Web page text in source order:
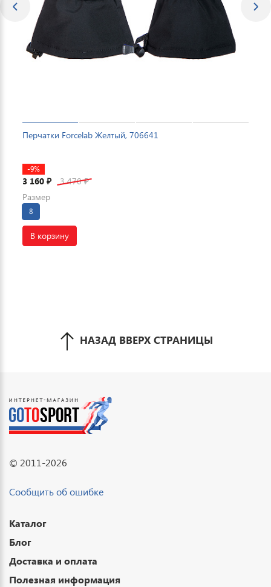
Перчатки Forcelab Желтый, 706641
-9%
3 160 ₽ 3 470₽
Размер
8
В корзину
НАЗАД ВВЕРХ СТРАНИЦЫ
© 2011-2026
Сообщить об ошибке
Каталог
Блог
Доставка и оплата
Полезная информация